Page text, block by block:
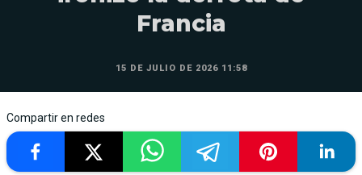
Francia
15 DE JULIO DE 2026 11:58
Compartir en redes